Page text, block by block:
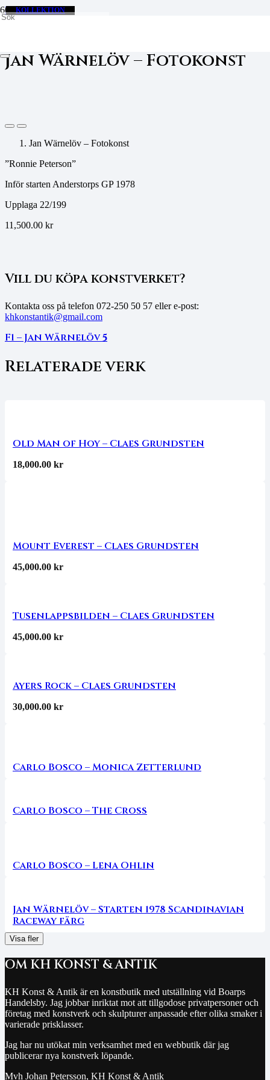
Hem
Fotokonst
Jan Wärnelöv – Fotokonst
Jan Wärnelöv – Fotokonst
”Ronnie Peterson”
Inför starten Anderstorps GP 1978
Upplaga 22/199
11,500.00 kr
Vill du köpa konstverket?
Kontakta oss på telefon 072-250 50 57 eller e-post:
khkonstantik@gmail.com
F1 – Jan Wärnelöv5
Relaterade verk
Old Man of Hoy – Claes Grundsten
18,000.00 kr
Mount Everest – Claes Grundsten
45,000.00 kr
EXKLUSIV
Tusenlappsbilden – Claes Grundsten
45,000.00 kr
Ayers Rock – Claes Grundsten
30,000.00 kr
Carlo Bosco – Monica Zetterlund
Carlo Bosco – The Cross
Carlo Bosco – Lena Ohlin
Jan Wärnelöv – Starten 1978 Scandinavian
Raceway färg
KOLLEKTION
Visa fler
OM KH KONST & ANTIK
KH Konst & Antik är en konstbutik med utställning vid Boarps
Handelsby. Jag jobbar inriktat mot att tillgodose privatpersoner och
företag med konstverk och skulpturer anpassade efter olika smaker i
varierade prisklasser.
Jag har nu utökat min verksamhet med en webbutik där jag
publicerar nya konstverk löpande.
Mvh Johan Petersson, KH Konst & Antik